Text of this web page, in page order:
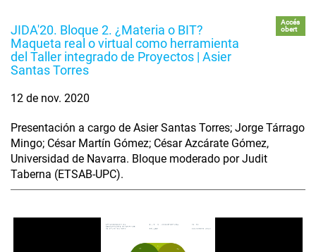
JIDA'20. Bloque 2. ¿Materia o BIT?
Maqueta real o virtual como herramienta
del Taller integrado de Proyectos | Asier
Santas Torres
Accés
obert
12 de nov. 2020
Presentación a cargo de Asier Santas Torres; Jorge Tárrago
Mingo; César Martín Gómez; César Azcárate Gómez,
Universidad de Navarra. Bloque moderado por Judit
Taberna (ETSAB-UPC).